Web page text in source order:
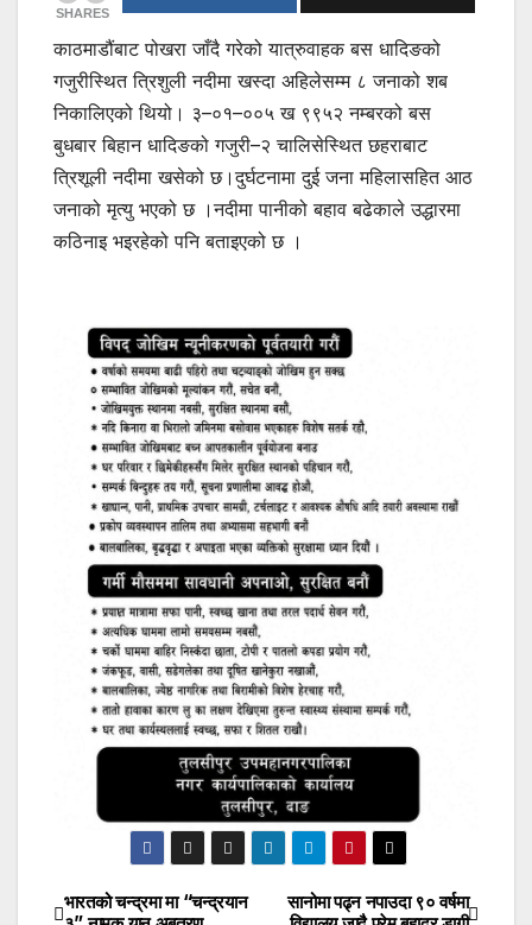
SHARES
काठमाडौंबाट पोखरा जाँदै गरेको यात्रुवाहक बस धादिङको
गजुरीस्थित त्रिशुली नदीमा खस्दा अहिलेसम्म ८ जनाको शब
निकालिएको थियो। ३–०१–००५ ख ९९५२ नम्बरको बस
बुधबार बिहान धादिङको गजुरी–२ चालिसेस्थित छहराबाट
त्रिशूली नदीमा खसेको छ।दुर्घटनामा दुई जना महिलासहित आठ
जनाको मृत्यु भएको छ ।नदीमा पानीको बहाव बढेकाले उद्धारमा
कठिनाइ भइरहेको पनि बताइएको छ ।
Post
सानोमा पढ्न नपाउदा ९० वर्षमा
भारतको चन्द्रमा मा “चन्द्रयान